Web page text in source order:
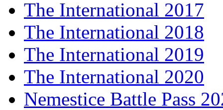
The International 2017
The International 2018
The International 2019
The International 2020
Nemestice Battle Pass